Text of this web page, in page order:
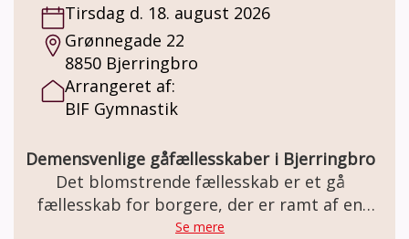
fodboldspiller eller aldrig har haft
fodboldstøvlerne på før.
Tirsdag d. 18. august 2026
Grønnegade 22
8850 Bjerringbro
Arrangeret af:
BIF Gymnastik
Demensvenlige gåfællesskaber i Bjerringbro
Det blomstrende fællesskab er et gå
fællesskab for borgere, der er ramt af en
demens sygdom, og deres
Se mere